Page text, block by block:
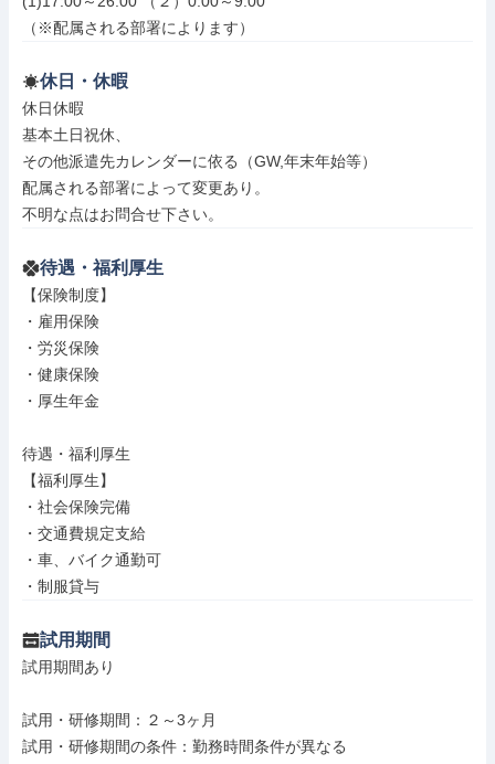
（※配属される部署によります）
休日・休暇
休日休暇
基本土日祝休、
その他派遣先カレンダーに依る（GW,年末年始等）
配属される部署によって変更あり。
不明な点はお問合せ下さい。
待遇・福利厚生
【保険制度】
・雇用保険
・労災保険
・健康保険
・厚生年金
待遇・福利厚生
【福利厚生】
・社会保険完備
・交通費規定支給
・車、バイク通勤可
・制服貸与
試用期間
試用期間あり
試用・研修期間：２～3ヶ月
試用・研修期間の条件：勤務時間条件が異なる